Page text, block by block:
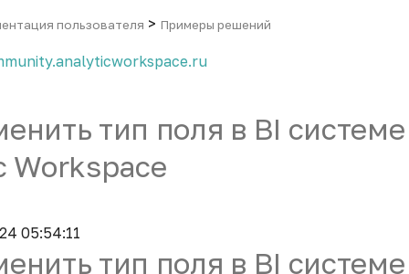
пользователя > Примеры решений
тип поля в BI системе
Workspace
05:54:11
тип поля в BI системе